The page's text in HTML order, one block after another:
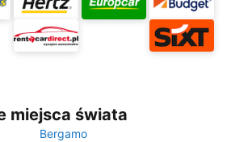
miejsca świata
Bergamo